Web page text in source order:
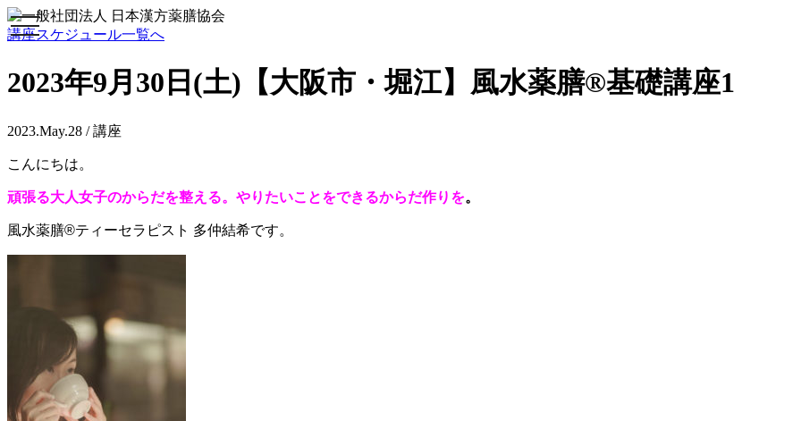
toggle
navigation
講座スケジュール一覧へ
2023年9月30日(土)【大阪市・堀江】風水薬膳®基礎講座1
2023.May.28 / 講座
こんにちは。
頑張る大人女子のからだを整える。やりたいことをできるからだ作りを。
風水薬膳®ティーセラピスト 多仲結希です。